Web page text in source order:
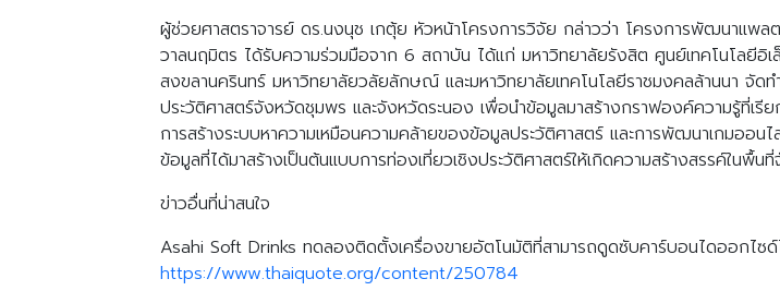
ผู้ช่วยศาสตราจารย์ ดร.นงนุช เกตุ้ย หัวหน้าโครงการวิจัย กล่าวว่า โครงการพัฒนาแ
วาลนฤมิตร ได้รับความร่วมมือจาก 6 สถาบัน ได้แก่ มหาวิทยาลัยรังสิต ศูนย์เทคโนโลยีอิ
สงขลานครินทร์ มหาวิทยาลัยวลัยลักษณ์ และมหาวิทยาลัยเทคโนโลยีราชมงคลล้านนา จัดท
ประวัติศาสตร์จังหวัดชุมพร และจังหวัดระนอง เพื่อนำข้อมูลมาสร้างกราฟองค์ความรู้ที่เ
การสร้างระบบหาความเหมือนความคล้ายของข้อมูลประวัติศาสตร์ และการพัฒนาเกมออน
ข้อมูลที่ได้มาสร้างเป็นต้นแบบการท่องเที่ยวเชิงประวัติศาสตร์ให้เกิดความสร้างสรรค์ในพื้
ข่าวอื่นที่น่าสนใจ
Asahi Soft Drinks ทดลองติดตั้งเครื่องขายอัตโนมัติที่สามารถดูดซับคาร์บอนไดออกไซ
https://www.thaiquote.org/content/250784